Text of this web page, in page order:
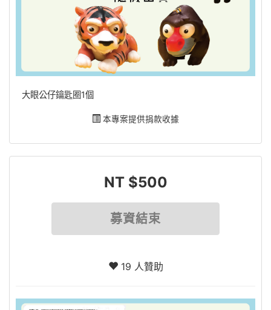
大眼公仔鑰匙圈1個
本專案提供捐款收據
NT $500
募資結束
19 人贊助